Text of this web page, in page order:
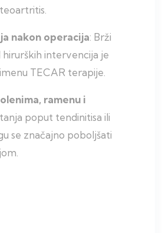
nakon operacija: Brži
intervencija je
TECAR terapije.
ramenu i
poput tendinitisa ili
se značajno poboljšati